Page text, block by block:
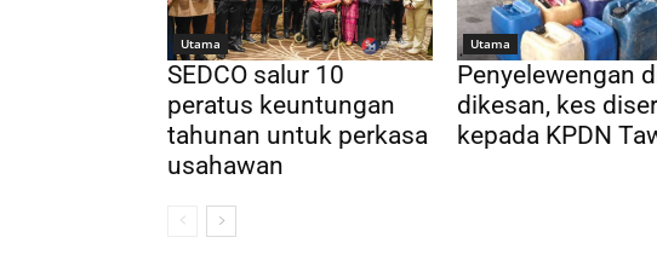
Utama
SEDCO salur 10
peratus keuntungan
tahunan untuk perkasa
usahawan
Utama
Penyelewengan
dikesan, kes
kepada KPDN